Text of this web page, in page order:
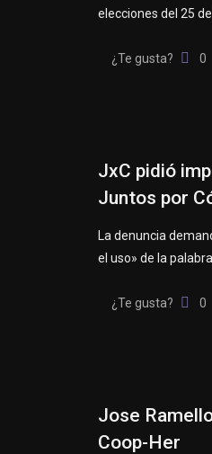
elecciones del 25
¿Te gusta? 0
JxC pidió
Juntos por
La denuncia
el uso» de la
¿Te gusta? 0
Jose
Coop-Her